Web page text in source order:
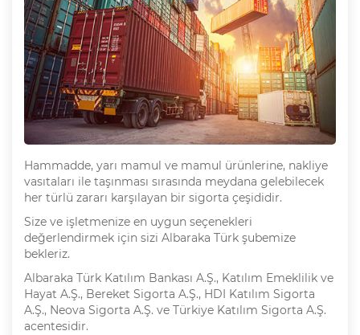
Hammadde, yarı mamul ve mamul ürünlerine, nakliye
vasıtaları ile taşınması sırasında meydana gelebilecek
her türlü zararı karşılayan bir sigorta çeşididir.
Size ve işletmenize en uygun seçenekleri
değerlendirmek için sizi Albaraka Türk şubemize
bekleriz.
Albaraka Türk Katılım Bankası A.Ş., Katılım Emeklilik ve
Hayat A.Ş., Bereket Sigorta A.Ş., HDI Katılım Sigorta
A.Ş., Neova Sigorta A.Ş. ve Türkiye Katılım Sigorta A.Ş.
acentesidir.